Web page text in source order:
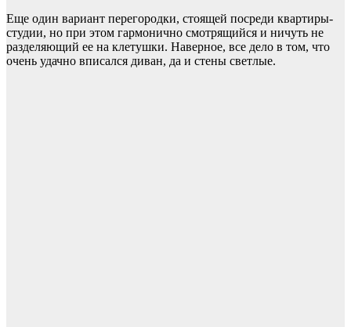
Еще один вариант перегородки, стоящей посреди квартиры-
студии, но при этом гармонично смотрящийся и ничуть не
разделяющий ее на клетушки. Наверное, все дело в том, что
очень удачно вписался диван, да и стены светлые.